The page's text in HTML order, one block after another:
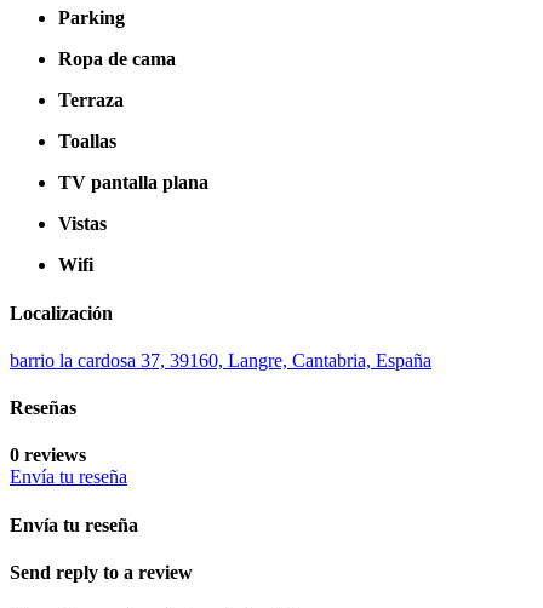
Parking
Ropa de cama
Terraza
Toallas
TV pantalla plana
Vistas
Wifi
Localización
barrio la cardosa 37, 39160, Langre, Cantabria, España
Reseñas
0 reviews
Envía tu reseña
Envía tu reseña
Send reply to a review